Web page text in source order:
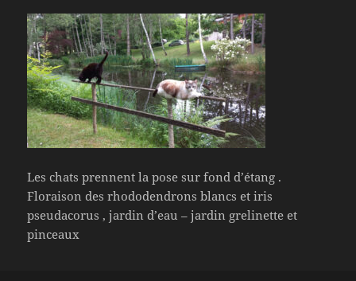
Les chats prennent la pose sur fond d’étang .
Floraison des rhododendrons blancs et iris
pseudacorus , jardin d’eau – jardin grelinette et
pinceaux